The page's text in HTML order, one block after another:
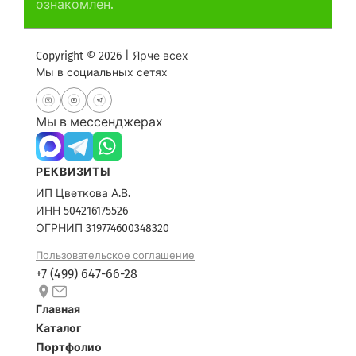
ознакомлен.
Copyright © 2026 | Ярче всех
Мы в социальных сетях
Мы в мессенджерах
РЕКВИЗИТЫ
ИП Цветкова А.В.
ИНН 504216175526
ОГРНИП 319774600348320
Пользовательское соглашение
+7 (499) 647-66-28
Главная
Каталог
Портфолио